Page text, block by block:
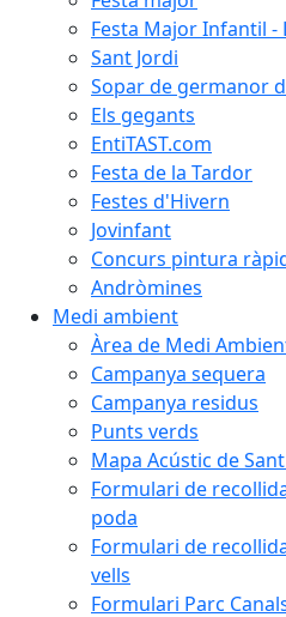
Festa Major Infantil -
Sant Jordi
Sopar de germanor
Els gegants
EntiTAST.com
Festa de la Tardor
Festes d'Hivern
Jovinfant
Concurs pintura
Andròmines
Medi ambient
Àrea de Medi
Campanya sequera
Campanya residus
Punts verds
Mapa Acústic de
Formulari de
poda
Formulari de
vells
Formulari Parc